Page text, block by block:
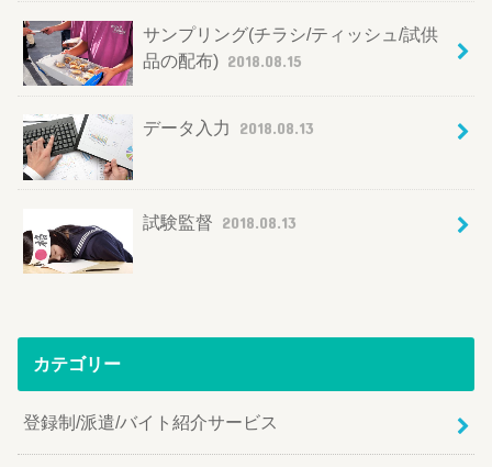
サンプリング(チラシ/ティッシュ/試供
品の配布) 2018.08.15
データ入力 2018.08.13
試験監督 2018.08.13
カテゴリー
登録制/派遣/バイト紹介サービス